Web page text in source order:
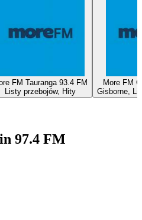
FM Tauranga 93.4 FM
Listy przebojów, Hity
More FM
Gisborne,
97.4 FM